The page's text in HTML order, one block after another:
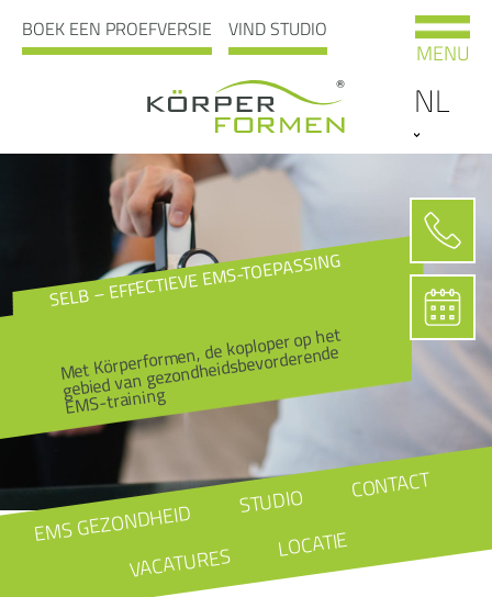
BOEK EEN PROEFVERSIE VIND STUDIO
NL
MENU
SELB – EFFECTIEVE EMS-TOEPASSING
Met Körperformen, de koploper op het
gebied van gezondheidsbevorderende
EMS-training
EMS GEZONDHEID STUDIO CONTACT
VACATURES LOCATIE